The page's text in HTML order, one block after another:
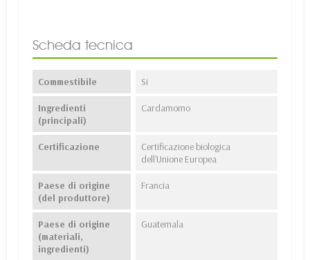
Scheda tecnica
Commestibile Si
Ingredienti
(principali)
Cardamomo
Certificazione
Certificazione biologica
dell'Unione Europea
Paese di origine
(del produttore)
Francia
Paese di origine
(materiali,
ingredienti)
Guatemala